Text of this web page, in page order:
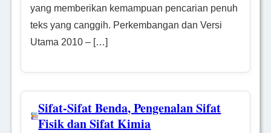
yang memberikan kemampuan pencarian penuh
teks yang canggih. Perkembangan dan Versi
Utama 2010 – […]
Sifat-Sifat Benda, Pengenalan Sifat
Fisik dan Sifat Kimia